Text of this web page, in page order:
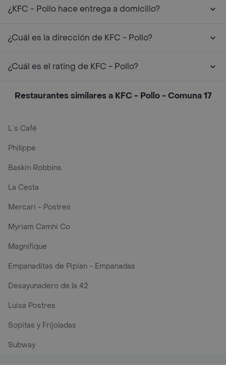
¿KFC - Pollo hace entrega a domicilio?
¿Cuál es la dirección de KFC - Pollo?
¿Cuál es el rating de KFC - Pollo?
Restaurantes similares a KFC - Pollo - Comuna 17
L´s Café
Philippe
Baskin Robbins
La Cesta
Mercari - Postres
Myriam Camhi Co
Magnifique
Empanaditas de Pipian - Empanadas
Desayunadero de la 42
Luisa Postres
Sopitas y Frijoladas
Subway